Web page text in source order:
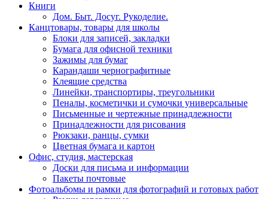
Книги
Дом. Быт. Досуг. Рукоделие.
Канцтовары, товары для школы
Блоки для записей, закладки
Бумага для офисной техники
Зажимы для бумаг
Карандаши чернографитные
Клеящие средства
Линейки, транспортиры, треугольники
Пеналы, косметички и сумочки универсальные
Письменные и чертежные принадлежности
Принадлежности для рисования
Рюкзаки, ранцы, сумки
Цветная бумага и картон
Офис, студия, мастерская
Доски для письма и информации
Пакеты почтовые
Фотоальбомы и рамки для фотографий и готовых работ